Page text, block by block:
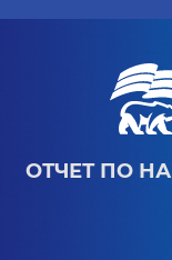
ОТЧЕТ ПО